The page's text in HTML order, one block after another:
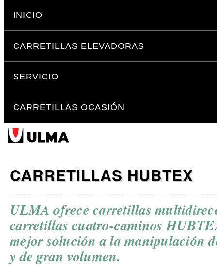
Saltar
a
navegación
INICIO
CARRETILLAS ELEVADORAS
SERVICIO
CARRETILLAS OCASIÓN
CARRETILLAS HUBTEX
ULMA ofrece carretillas
carretillas cuatro-caminos
mejor solución a la manipulación
y de gran volumen.